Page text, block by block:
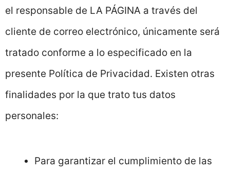
el responsable de LA PÁGINA a través del
cliente de correo electrónico, únicamente será
tratado conforme a lo especificado en la
presente Política de Privacidad. Existen otras
finalidades por la que trato tus datos
personales:
Para garantizar el cumplimiento de las